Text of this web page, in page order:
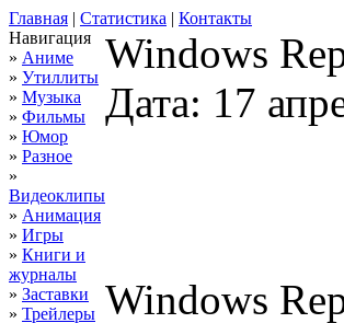
Главная | Статистика | Контакты
Навигация
» Аниме
» Утиллиты
» Музыка
» Фильмы
» Юмор
» Разное
»
Видеоклипы
» Анимация
» Игры
» Книги и
журналы
» Заставки
» Трейлеры
Windows
Дата: 17
Windows